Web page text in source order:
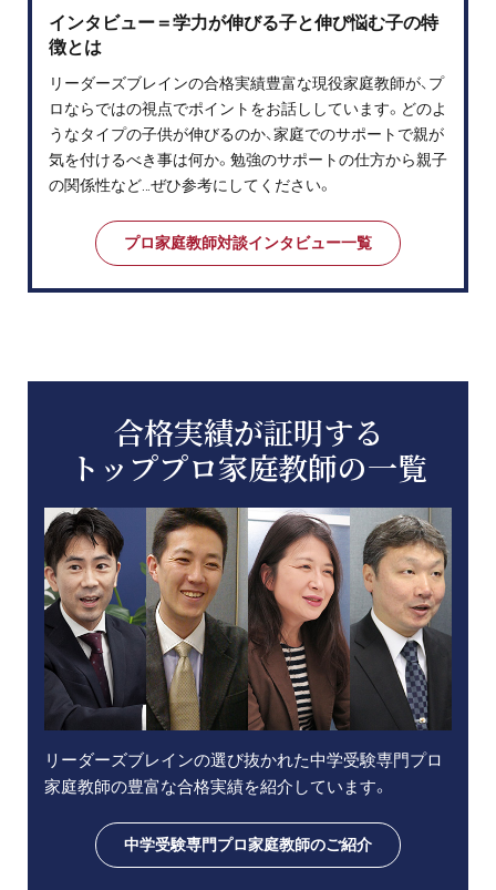
インタビュー＝学力が伸びる子と伸び悩む子の特
徴とは
リーダーズブレインの合格実績豊富な現役家庭教師が、プ
ロならではの視点でポイントをお話ししています。どのよ
うなタイプの子供が伸びるのか、家庭でのサポートで親が
気を付けるべき事は何か。勉強のサポートの仕方から親子
の関係性など…ぜひ参考にしてください。
プロ家庭教師対談インタビュー一覧
合格実績が証明する
トッププロ家庭教師の一覧
リーダーズブレインの選び抜かれた中学受験専門プロ
家庭教師の豊富な合格実績を紹介しています。
中学受験専門プロ家庭教師のご紹介